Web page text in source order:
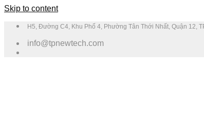
Skip to content
H5, Đường C4, Khu Phố 4, Phường Tân Thới Nhất, Quận 12,
info@tpnewtech.com